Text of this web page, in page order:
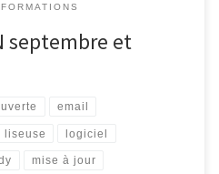
FORMATIONS
septembre et
email
liseuse logiciel
mise à jour